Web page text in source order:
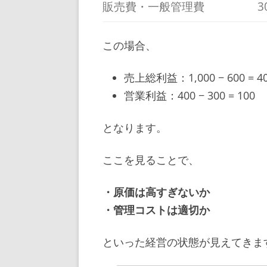
販売費・一般管理費
この場合、
売上総利益：1,000 − 600 =
営業利益：400 − 300 = 100
となります。
ここを見ることで、
・原価は高すぎないか
・管理コストは適切か
といった経営の状態が見えてきま